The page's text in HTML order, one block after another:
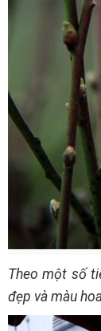
Theo một số
đẹp và màu